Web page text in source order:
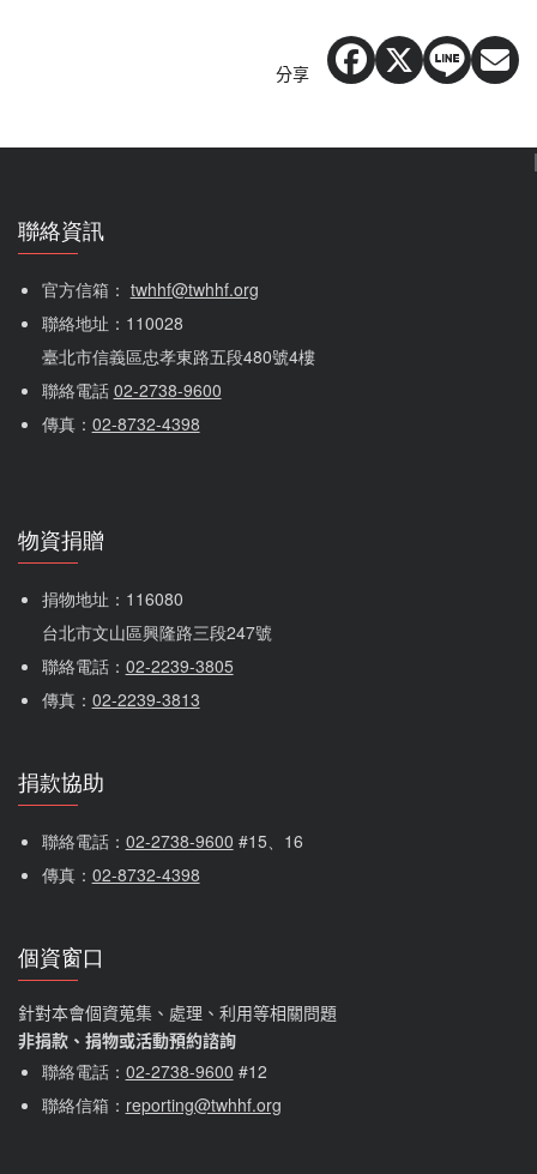
分享
聯絡資訊
官方信箱： twhhf@twhhf.org
聯絡地址：110028
臺北市信義區忠孝東路五段480號4樓
聯絡電話 02-2738-9600
傳真： 02-8732-4398
物資捐贈
捐物地址：116080
台北市文山區興隆路三段247號
聯絡電話： 02-2239-3805
傳真： 02-2239-3813
捐款協助
聯絡電話： 02-2738-9600 #15、16
傳真： 02-8732-4398
個資窗口
針對本會個資蒐集、處理、利用等相關問題
非捐款、捐物或活動預約諮詢
聯絡電話： 02-2738-9600 #12
聯絡信箱： reporting@twhhf.org